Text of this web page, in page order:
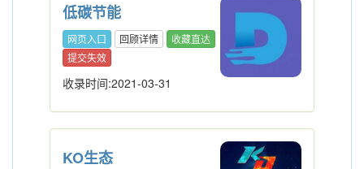
低碳节能
网页入口 回顾详情
收藏直达
提交失效
收录时间:2021-03-31
KO生态